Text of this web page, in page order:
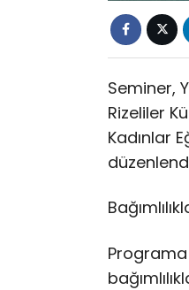
Seminer,
Rizeliler
Kadınlar
Programa